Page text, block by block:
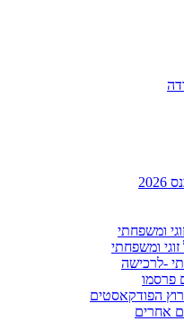
ומשפחתי
ומשפחתי
-לרכישה
פרסמו
הפודקאסטים
אחרים